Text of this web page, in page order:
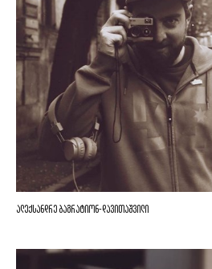
ალექსანდრე ბაგრატიონ-დავითაშვილი